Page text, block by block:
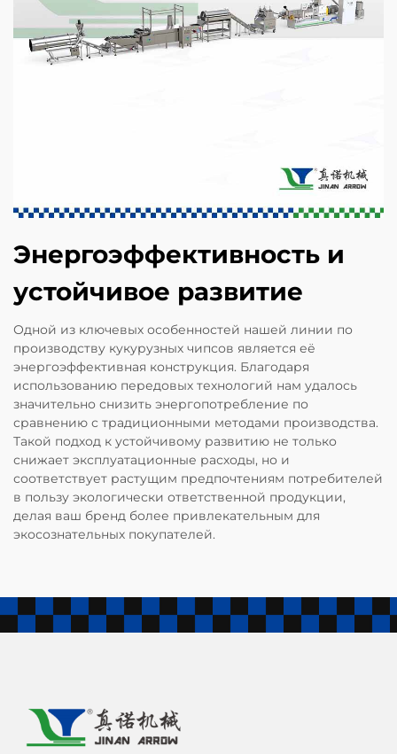
Энергоэффективность и
устойчивое развитие
Одной из ключевых особенностей нашей линии по
производству кукурузных чипсов является её
энергоэффективная конструкция. Благодаря
использованию передовых технологий нам удалось
значительно снизить энергопотребление по
сравнению с традиционными методами производства.
Такой подход к устойчивому развитию не только
снижает эксплуатационные расходы, но и
соответствует растущим предпочтениям потребителей
в пользу экологически ответственной продукции,
делая ваш бренд более привлекательным для
экосознательных покупателей.